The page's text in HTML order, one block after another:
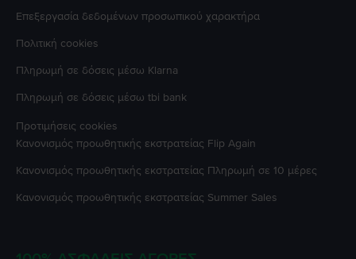
Επεξεργασία δεδομένων προσωπικού χαρακτήρα
Πολιτική cookies
Πληρωμή σε δόσεις μέσω Klarna
Πληρωμή σε δόσεις μέσω tbi bank
Προτιμήσεις cookies
Κανονισμός προωθητικής εκστρατείας Flip Again
Κανονισμός προωθητικής εκστρατείας Πληρωμή σε 10 μέρες
Κανονισμός προωθητικής εκστρατείας Summer Sales